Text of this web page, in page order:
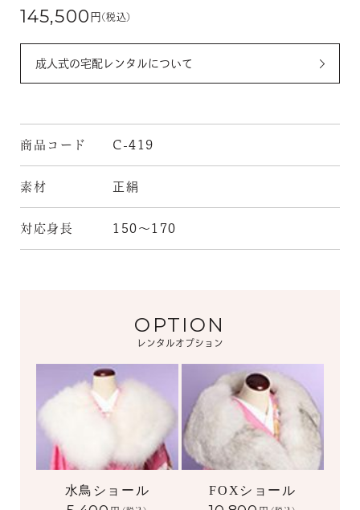
145,500 円 (税込)
成人式の宅配レンタルについて
商品コード C-419
素材 正絹
対応身長 150～170
OPTION
レンタルオプション
水鳥ショール FOXショール